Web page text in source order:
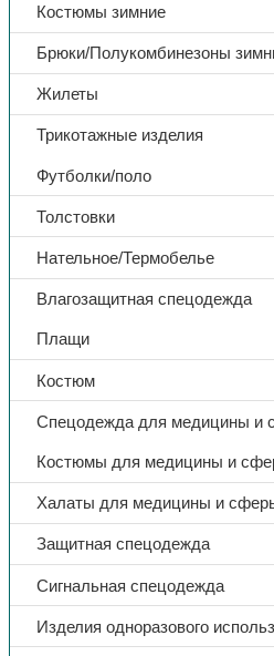
Костюмы зимние
Брюки/Полукомбинезоны
Жилеты
Трикотажные изделия
Футболки/поло
Толстовки
Нательное/Термобелье
Влагозащитная спецодежда
Плащи
Костюм
Спецодежда для медицины и
Костюмы для медицины и
Халаты для медицины и
Защитная спецодежда
Сигнальная спецодежда
Изделия одноразового